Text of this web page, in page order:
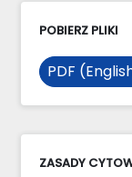
POBIERZ PLIKI
PDF
ZASADY